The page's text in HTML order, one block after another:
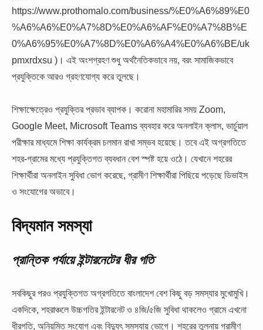
https://www.prothomalo.com/business/%E0%A6%89%E0
%A6%A6%E0%A7%8D%E0%A6%AF%E0%A7%8B%E
0%A6%95%E0%A7%8D%E0%A6%A4%E0%A6%BE/uk
pmxrdxsu )। এই অংশগ্রহণ শুধু অর্থনৈতিকভাবে নয়, বরং সামাজিকভাবে
প্রযুক্তিকে আরও গ্রহণযোগ্য করে তুলছে।
শিক্ষাক্ষেত্রেও প্রযুক্তির প্রভাব ব্যাপক। করোনা মহামারির সময় Zoom,
Google Meet, Microsoft Teams ব্যবহার করে অনলাইন ক্লাস, ভার্চুয়াল
পরীক্ষার মাধ্যমে শিক্ষা কার্যক্রম চলমান রাখা সম্ভব হয়েছে। তবে এই অগ্রগতিতে
শহর-গ্রামের মধ্যে প্রযুক্তিগত ব্যবধান বেশ স্পষ্ট হয়ে ওঠে। যেখানে শহরের
শিক্ষার্থীরা অনলাইন সুবিধা ভোগ করেছে, গ্রামীণ শিক্ষার্থীরা পিছিয়ে পড়েছে ডিভাইস
ও সংযোগের অভাবে।
বিদ্যমান সমস্যা
প্রান্তিক পর্যায়ে ইন্টারনেটের ধীর গতি
সবকিছুর পরও প্রযুক্তিগত অগ্রগতিতে বাংলাদেশ বেশ কিছু বড় সমস্যার মুখোমুখি।
একদিকে, শহরাঞ্চলে উচ্চগতির ইন্টারনেট ও ৪জি/৫জি সুবিধা থাকলেও গ্রামে এখনো
ধীরগতি, অনিয়মিত সংযোগ এবং বিদ্যুৎ সমস্যায় ভোগে। শহরের তুলনায় গ্রামীণ